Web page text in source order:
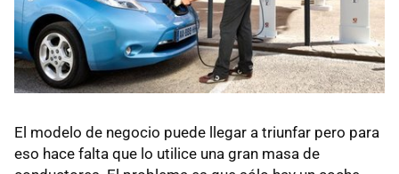
El modelo de negocio puede llegar a triunfar pero para
eso hace falta que lo utilice una gran masa de